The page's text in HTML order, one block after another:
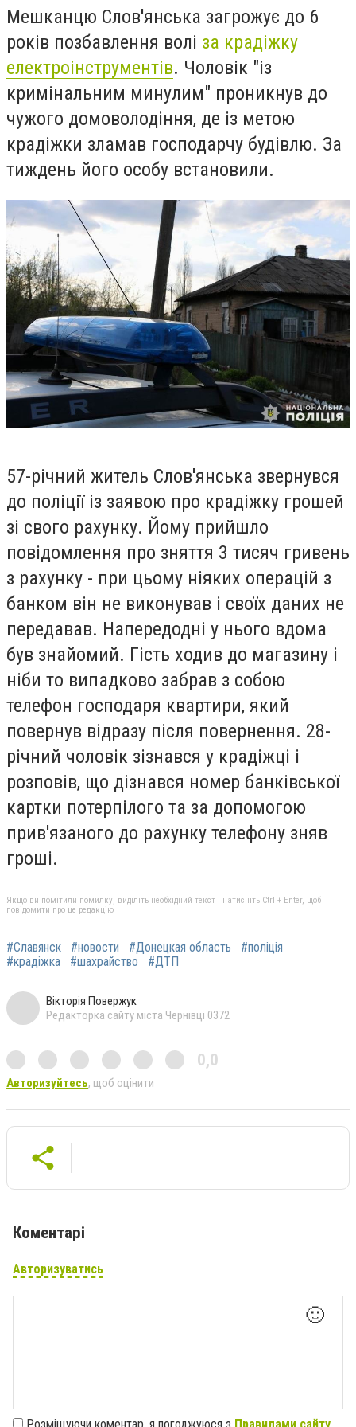
Мешканцю Слов'янська загрожує до 6
років позбавлення волі за крадіжку
електроінструментів. Чоловік "із
кримінальним минулим" проникнув до
чужого домоволодіння, де із метою
крадіжки зламав господарчу будівлю. За
тиждень його особу встановили.
57-річний житель Слов'янська звернувся
до поліції із заявою про крадіжку грошей
зі свого рахунку. Йому прийшло
повідомлення про зняття 3 тисяч гривень
з рахунку - при цьому ніяких операцій з
банком він не виконував і своїх даних не
передавав. Напередодні у нього вдома
був знайомий. Гість ходив до магазину і
ніби то випадково забрав з собою
телефон господаря квартири, який
повернув відразу після повернення. 28-
річний чоловік зізнався у крадіжці і
розповів, що дізнався номер банківської
картки потерпілого та за допомогою
прив'язаного до рахунку телефону зняв
гроші.
Якщо ви помітили помилку, виділіть необхідний текст і натисніть Ctrl + Enter, щоб
повідомити про це редакцію
#Славянск #новости #Донецкая область
#поліція
#крадіжка
#шахрайство #ДТП
Вікторія Повержук
Редакторка сайту міста Чернівці 0372
0,0
Авторизуйтесь, щоб оцінити
Коментарі
Авторизуватись
🙂